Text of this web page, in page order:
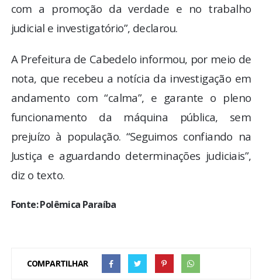
com a promoção da verdade e no trabalho
judicial e investigatório”, declarou.
A Prefeitura de Cabedelo informou, por meio de
nota, que recebeu a notícia da investigação em
andamento com “calma”, e garante o pleno
funcionamento da máquina pública, sem
prejuízo à população. “Seguimos confiando na
Justiça e aguardando determinações judiciais”,
diz o texto.
Fonte: Polêmica Paraíba
COMPARTILHAR